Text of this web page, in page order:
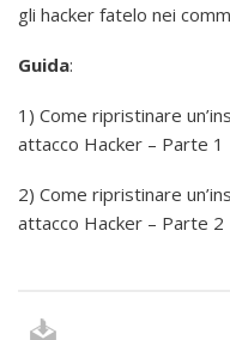
gli hacker fatelo nei
Guida:
1) Come ripristinare
attacco Hacker – Parte 1
2) Come ripristinare
attacco Hacker – Parte 2